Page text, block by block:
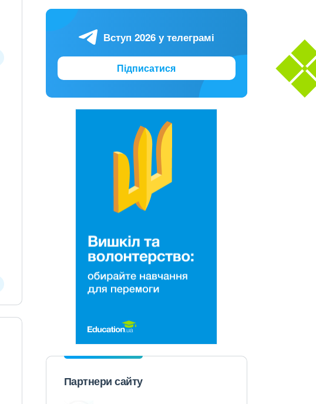
Вступ 2026 у телеграмі
Підписатися
Партнери сайту